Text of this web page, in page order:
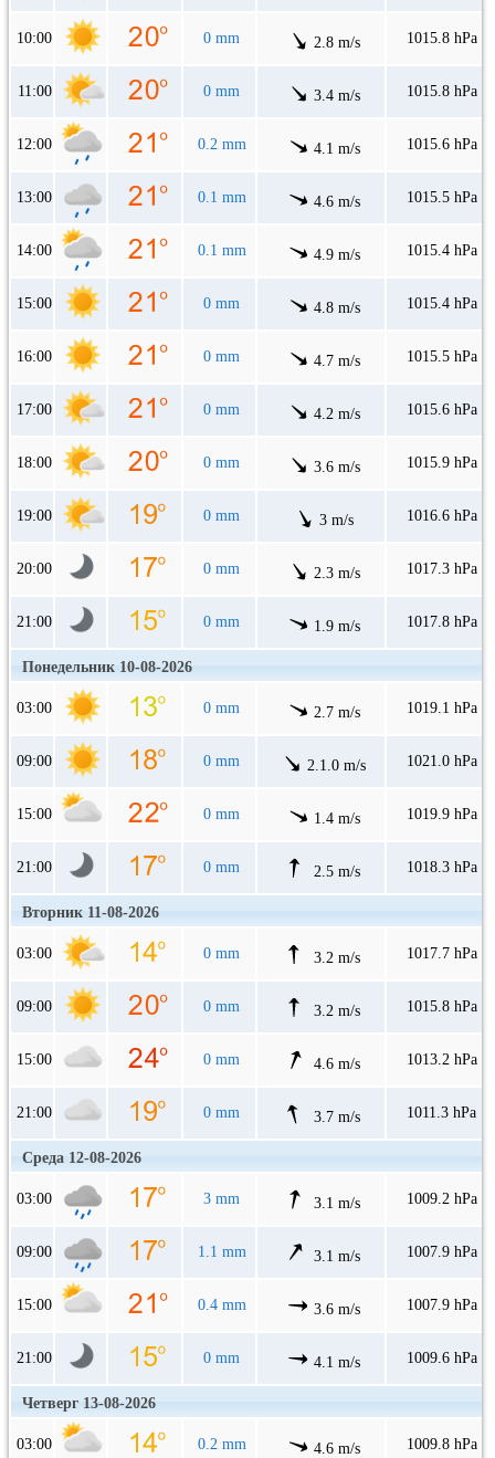
10:00 0 mm 2.8 m/s 1015.8 hPa
11:00 0 mm 3.4 m/s 1015.8 hPa
12:00 0.2 mm 4.1 m/s 1015.6 hPa
13:00 0.1 mm 4.6 m/s 1015.5 hPa
14:00 0.1 mm 4.9 m/s 1015.4 hPa
15:00 0 mm 4.8 m/s 1015.4 hPa
16:00 0 mm 4.7 m/s 1015.5 hPa
17:00 0 mm 4.2 m/s 1015.6 hPa
18:00 0 mm 3.6 m/s 1015.9 hPa
19:00 0 mm 3 m/s 1016.6 hPa
20:00 0 mm 2.3 m/s 1017.3 hPa
21:00 0 mm 1.9 m/s 1017.8 hPa
Понедельник 10-08-2026
03:00 0 mm 2.7 m/s 1019.1 hPa
09:00 0 mm 2.1.0 m/s 1021.0 hPa
15:00 0 mm 1.4 m/s 1019.9 hPa
21:00 0 mm 2.5 m/s 1018.3 hPa
Вторник 11-08-2026
03:00 0 mm 3.2 m/s 1017.7 hPa
09:00 0 mm 3.2 m/s 1015.8 hPa
15:00 0 mm 4.6 m/s 1013.2 hPa
21:00 0 mm 3.7 m/s 1011.3 hPa
Среда 12-08-2026
03:00 3 mm 3.1 m/s 1009.2 hPa
09:00 1.1 mm 3.1 m/s 1007.9 hPa
15:00 0.4 mm 3.6 m/s 1007.9 hPa
21:00 0 mm 4.1 m/s 1009.6 hPa
Четверг 13-08-2026
03:00 0.2 mm 4.6 m/s 1009.8 hPa